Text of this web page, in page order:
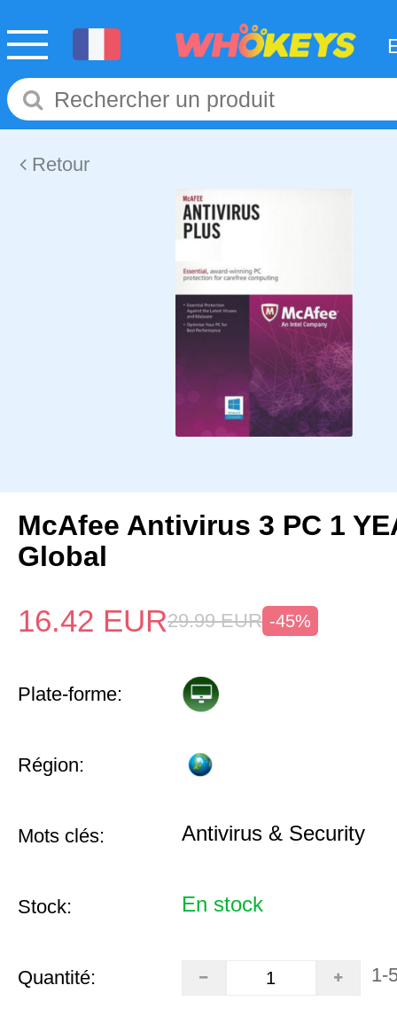
Retour
McAfee Antivirus 3 PC 1
Global
16.42 EUR29.99 EUR -45%
Plate-forme:
Région:
Mots clés: Antivirus & Security
Stock: En stock
Quantité: 1-